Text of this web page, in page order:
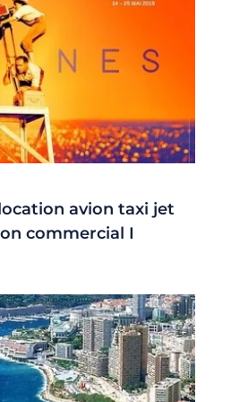
avion taxi jet
commercial I